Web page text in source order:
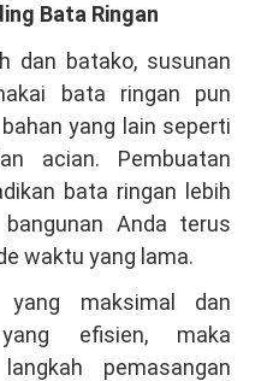
Bata Ringan
dan batako, susunan
bata ringan pun
yang lain seperti
acian. Pembuatan
bata ringan lebih
Anda terus
waktu yang lama.
maksimal dan
efisien, maka
pemasangan